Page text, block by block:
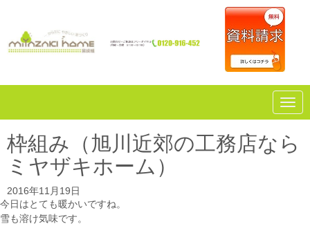
N
a
i
g
枠組み（旭川近郊の工務店なら
ミヤザキホーム）
2016年11月19日
今日はとても暖かいですね。
雪も溶け気味です。